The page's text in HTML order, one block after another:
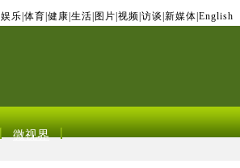
娱乐 体育 健康 生活 图片 视频 访谈 新媒体 English
微视界